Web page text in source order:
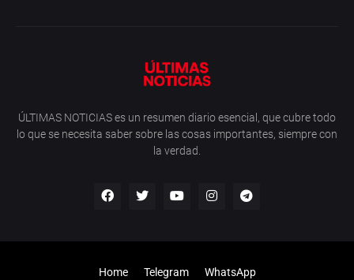
ÚLTIMAS NOTICIAS es un resumen diario esencial, que cubre todo
lo que se necesita saber sobre las cosas importantes, siempre con
la verdad.
Home Telegram WhatsApp